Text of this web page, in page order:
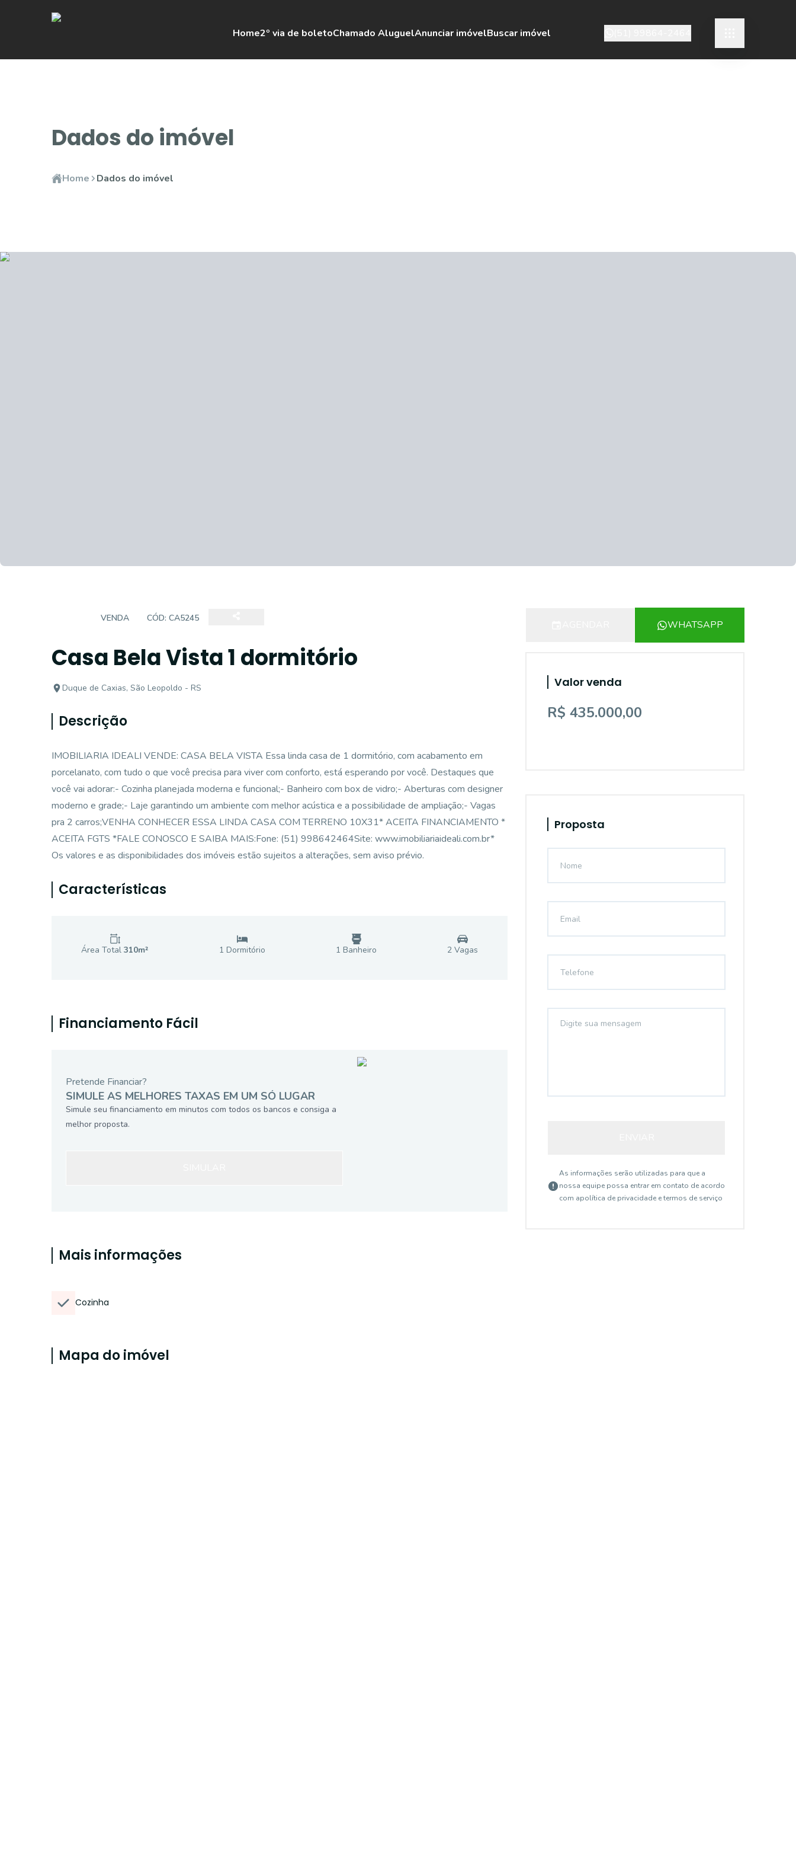
Home2º via de boletoChamado AluguelAnunciar imóvelBuscar imóvel
Dados do imóvel
Home Dados do imóvel
VENDA CÓD: CA5245
Casa Bela Vista 1 dormitório
Duque de Caxias, São Leopoldo - RS
Descrição
IMOBILIARIA IDEALI VENDE: CASA BELA VISTA Essa linda casa de 1 dormitório, com acabamento em
porcelanato, com tudo o que você precisa para viver com conforto, está esperando por você. Destaques que
você vai adorar:- Cozinha planejada moderna e funcional;- Banheiro com box de vidro;- Aberturas com designer
moderno e grade;- Laje garantindo um ambiente com melhor acústica e a possibilidade de ampliação;- Vagas
pra 2 carros;VENHA CONHECER ESSA LINDA CASA COM TERRENO 10X31* ACEITA FINANCIAMENTO *
ACEITA FGTS *FALE CONOSCO E SAIBA MAIS:Fone: (51) 998642464Site: www.imobiliariaideali.com.br*
Os valores e as disponibilidades dos imóveis estão sujeitos a alterações, sem aviso prévio.
Características
Área Total 310m² 1 Dormitório 1 Banheiro 2 Vagas
Financiamento Fácil
Pretende Financiar?
SIMULE AS MELHORES TAXAS EM UM SÓ LUGAR
Simule seu financiamento em minutos com todos os bancos e consiga a
melhor proposta.
Mais informações
Cozinha
Mapa do imóvel
WHATSAPP
Valor venda
R$ 435.000,00
Proposta
As informações serão utilizadas para que a
nossa equipe possa entrar em contato de acordo
com apolítica de privacidade e termos de serviço